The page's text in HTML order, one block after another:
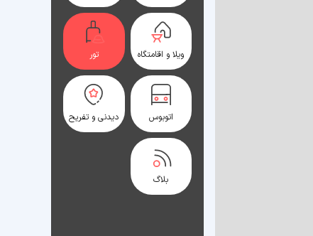
ویلا و اقامتگاه تور
اتوبوس دیدنی و تفریح
بلاگ